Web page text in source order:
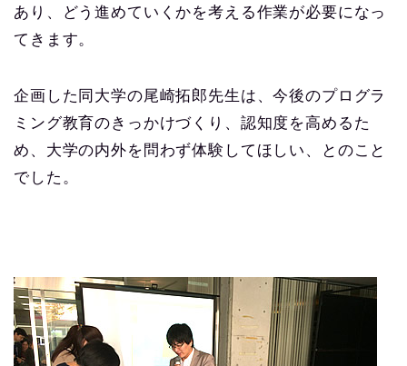
あり、どう進めていくかを考える作業が必要になっ
てきます。
企画した同大学の尾崎拓郎先生は、今後のプログラ
ミング教育のきっかけづくり、認知度を高めるた
め、大学の内外を問わず体験してほしい、とのこと
でした。